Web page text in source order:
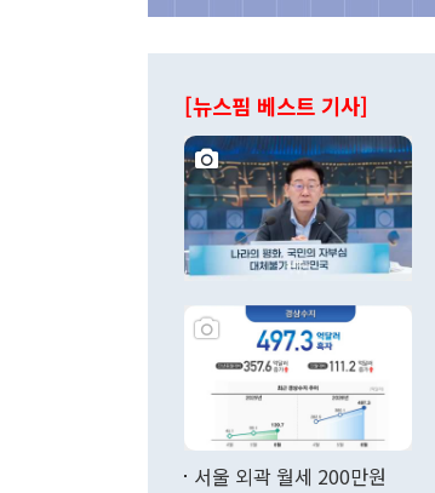
[뉴스핌 베스트 기사]
서울 외곽 월세 200만원